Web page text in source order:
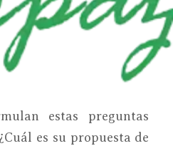
estas preguntas
es su propuesta de